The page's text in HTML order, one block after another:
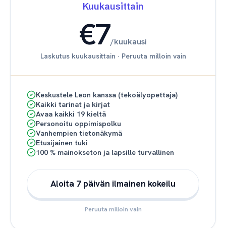
Kuukausittain
€7/kuukausi
Laskutus kuukausittain · Peruuta milloin vain
Keskustele Leon kanssa (tekoälyopettaja)
Kaikki tarinat ja kirjat
Avaa kaikki 19 kieltä
Personoitu oppimispolku
Vanhempien tietonäkymä
Etusijainen tuki
100 % mainokseton ja lapsille turvallinen
Aloita 7 päivän ilmainen kokeilu
Peruuta milloin vain